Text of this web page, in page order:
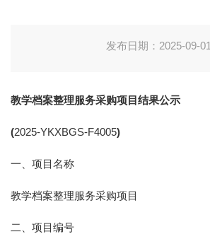
发布日期：2025-09-01
教学档案整理服务采购项目结果公示
(2025-YKXBGS-F4005)
一、项目名称
教学档案整理服务采购项目
二、项目编号